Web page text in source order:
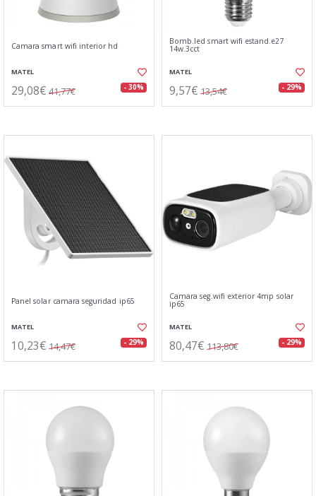
Camara smart wifi interior hd
MATEL
29,08€ 41,77€ - 30%
Bomb.led smart wifi estand.e27
14w.3cct
MATEL
9,57€ 13,54€ - 29%
Panel solar camara seguridad ip65
MATEL
10,23€ 14,47€ - 29%
Camara seg.wifi exterior 4mp solar
ip65
MATEL
80,47€ 113,80€ - 29%